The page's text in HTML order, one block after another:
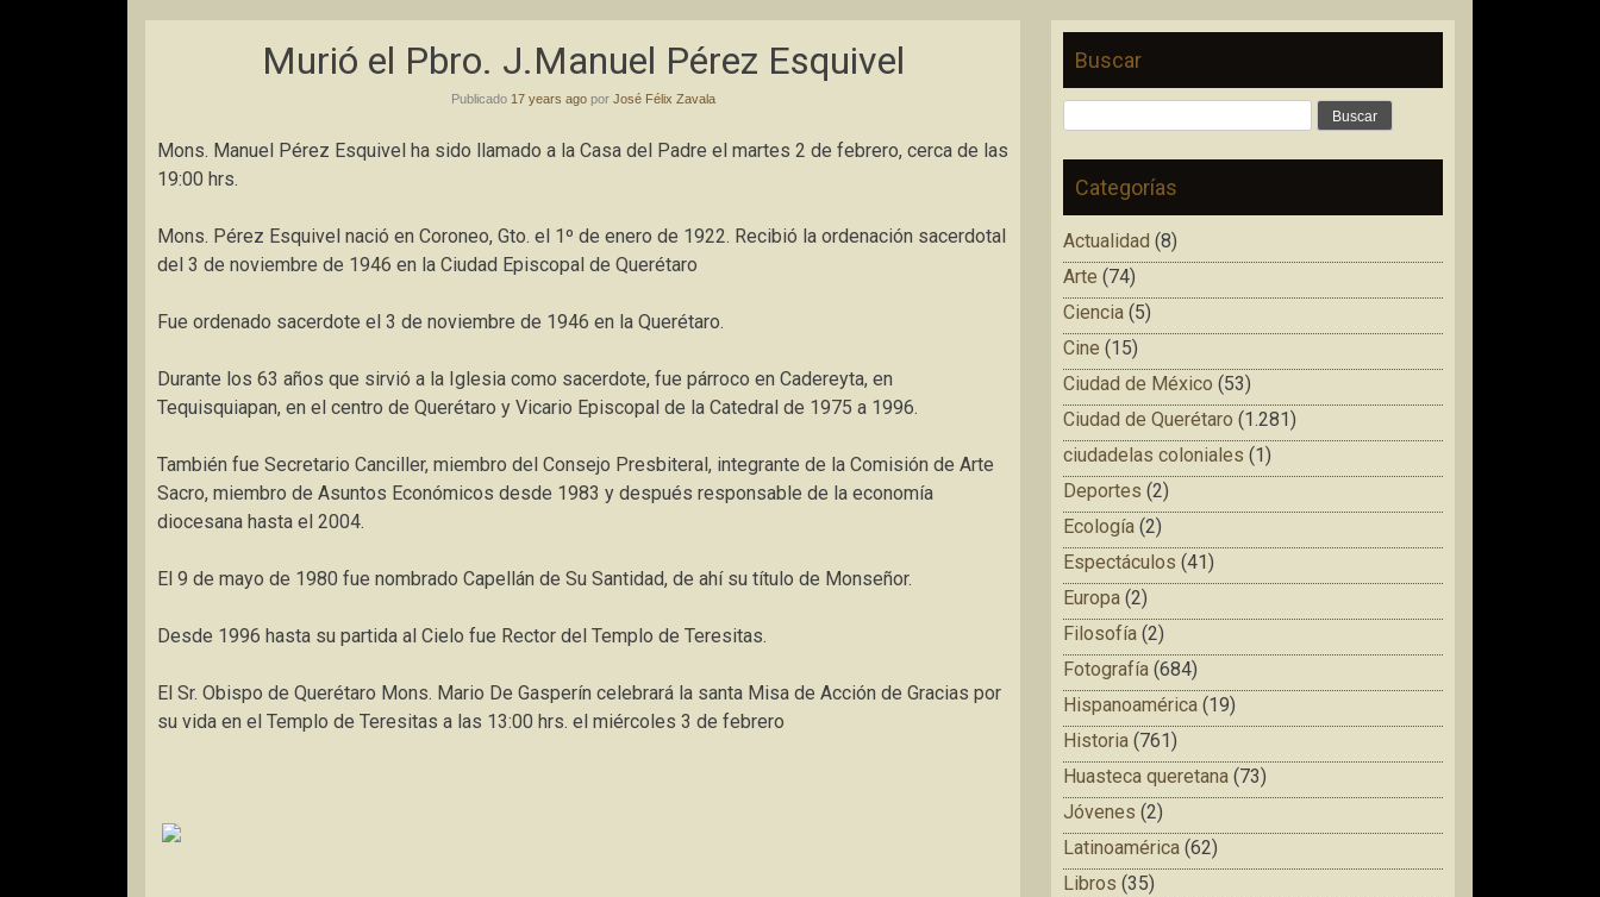
Murió el Pbro. J.Manuel Pérez Esquivel
Publicado 17 years agopor José Félix Zavala
Mons. Manuel Pérez Esquivel ha sido llamado a la Casa del Padre el martes 2 de febrero, cerca de las
19:00 hrs.
Mons. Pérez Esquivel nació en Coroneo, Gto. el 1º de enero de 1922. Recibió la ordenación sacerdotal
del 3 de noviembre de 1946 en la Ciudad Episcopal de Querétaro
Fue ordenado sacerdote el 3 de noviembre de 1946 en la Querétaro.
Durante los 63 años que sirvió a la Iglesia como sacerdote, fue párroco en Cadereyta, en
Tequisquiapan, en el centro de Querétaro y Vicario Episcopal de la Catedral de 1975 a 1996.
También fue Secretario Canciller, miembro del Consejo Presbiteral, integrante de la Comisión de Arte
Sacro, miembro de Asuntos Económicos desde 1983 y después responsable de la economía
diocesana hasta el 2004.
El 9 de mayo de 1980 fue nombrado Capellán de Su Santidad, de ahí su título de Monseñor.
Desde 1996 hasta su partida al Cielo fue Rector del Templo de Teresitas.
El Sr. Obispo de Querétaro Mons. Mario De Gasperín celebrará la santa Misa de Acción de Gracias por
su vida en el Templo de Teresitas a las 13:00 hrs. el miércoles 3 de febrero
Buscar
Categorías
Actualidad (8)
Arte (74)
Ciencia (5)
Cine (15)
Ciudad de México (53)
Ciudad de Querétaro (1.281)
ciudadelas coloniales (1)
Deportes (2)
Ecología (2)
Espectáculos (41)
Europa (2)
Filosofía (2)
Fotografía (684)
Hispanoamérica (19)
Historia (761)
Huasteca queretana (73)
Jóvenes (2)
Latinoamérica (62)
Libros (35)